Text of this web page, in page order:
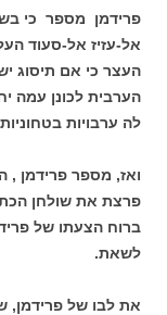
פרידמן מספר כי
אל-עזיז אל-סעוד העלה
הערבית לכונן עמה
לה ערבויות בטחוניות.
ואז, מספר פרידמן ,
פרצת את שולחן
ברוח הצעתו של
לשאת.
את לבו של פרידמן,